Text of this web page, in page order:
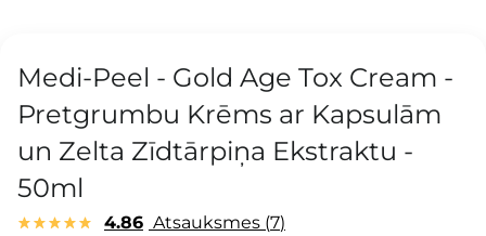
Medi-Peel - Gold Age Tox Cream -
Pretgrumbu Krēms ar Kapsulām
un Zelta Zīdtārpiņa Ekstraktu -
50ml
4.86 Atsauksmes 7